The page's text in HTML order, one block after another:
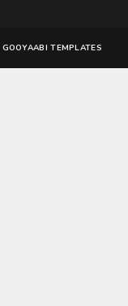
GOOYAABI TEMPLATES